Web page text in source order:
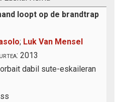
loopt op de brandtrap
; Luk Van Mensel
2013
dabil sute-eskaileran